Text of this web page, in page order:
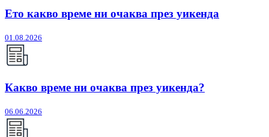
Ето какво време ни очаква през уикенда
01.08.2026
Какво време ни очаква през уикенда?
06.06.2026